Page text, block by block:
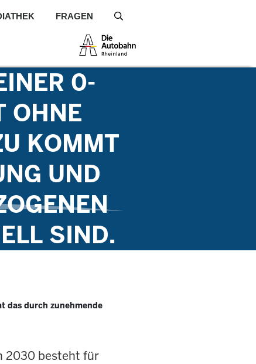
FRAGEN
0-
OHNE
KOMMT
UND
SIND.
das durch zunehmende
2030 besteht für